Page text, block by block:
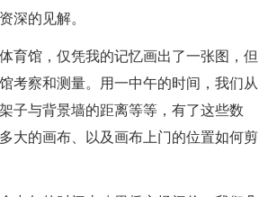
深的见解。
育馆，仅凭我的记忆画出了一张图，但
考察和测量。用一中午的时间，我们从
子与背景墙的距离等等，有了这些数
大的画布、以及画布上门的位置如何剪